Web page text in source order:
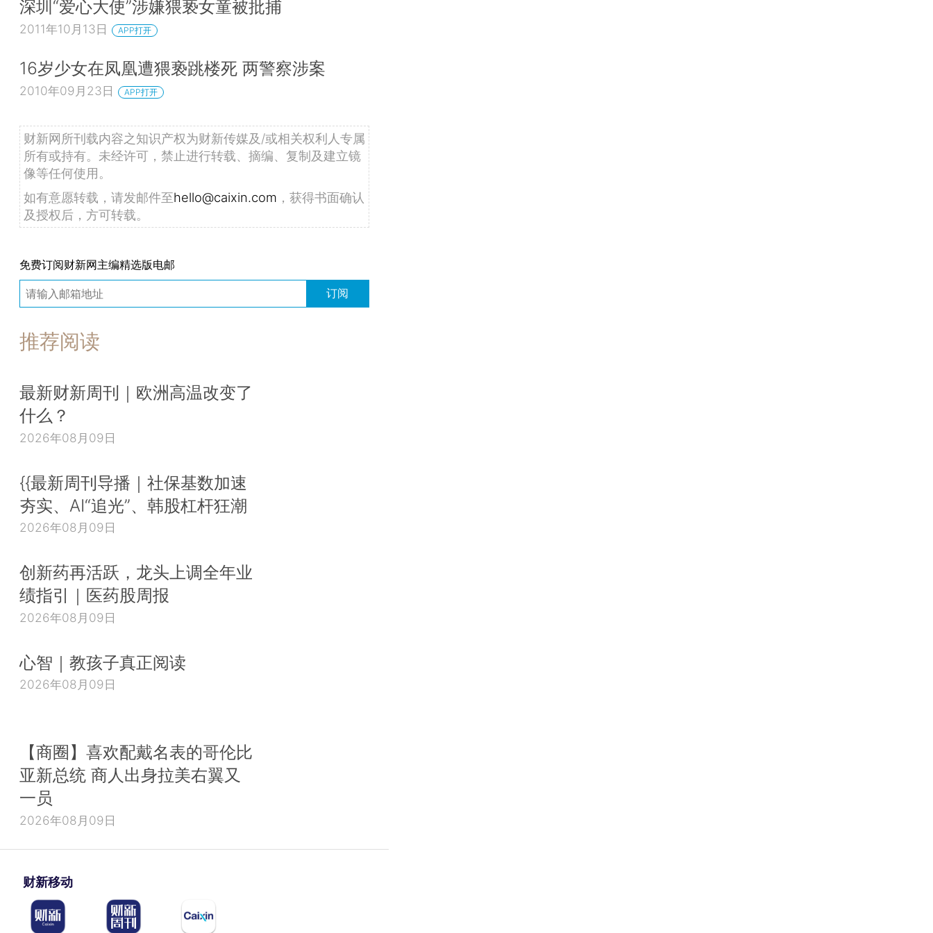
深圳“爱心大使”涉嫌猥亵女童被批捕
2011年10月13日 APP打开
16岁少女在凤凰遭猥亵跳楼死 两警察涉案
2010年09月23日 APP打开
财新网所刊载内容之知识产权为财新传媒及/或相关权利人专属
所有或持有。未经许可，禁止进行转载、摘编、复制及建立镜
像等任何使用。
如有意愿转载，请发邮件至hello@caixin.com ，获得书面确认
及授权后，方可转载。
免费订阅财新网主编精选版电邮
订阅
推荐阅读
最新财新周刊｜欧洲高温改变了
什么？
2026年08月09日
{{最新周刊导播｜社保基数加速
夯实、AI“追光”、韩股杠杆狂潮
2026年08月09日
创新药再活跃，龙头上调全年业
绩指引｜医药股周报
2026年08月09日
心智｜教孩子真正阅读
2026年08月09日
【商圈】喜欢配戴名表的哥伦比
亚新总统 商人出身拉美右翼又
一员
2026年08月09日
财新移动